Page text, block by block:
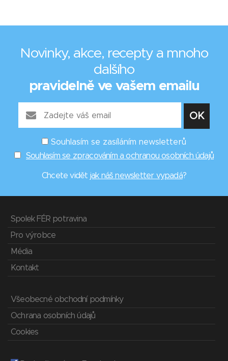
Novinky, akce, recepty a mnoho
dalšího
pravidelně ve vašem emailu
Souhlasím se zasíláním newsletterů
Souhlasím se zpracováním a ochranou osobních údajů
Chcete vidět jak náš newsletter vypadá?
Spolek FÉR potravina
Pro výrobce
Média
Kontakt
Všeobecné obchodní podmínky
Ochrana osobních údajů
Cookies